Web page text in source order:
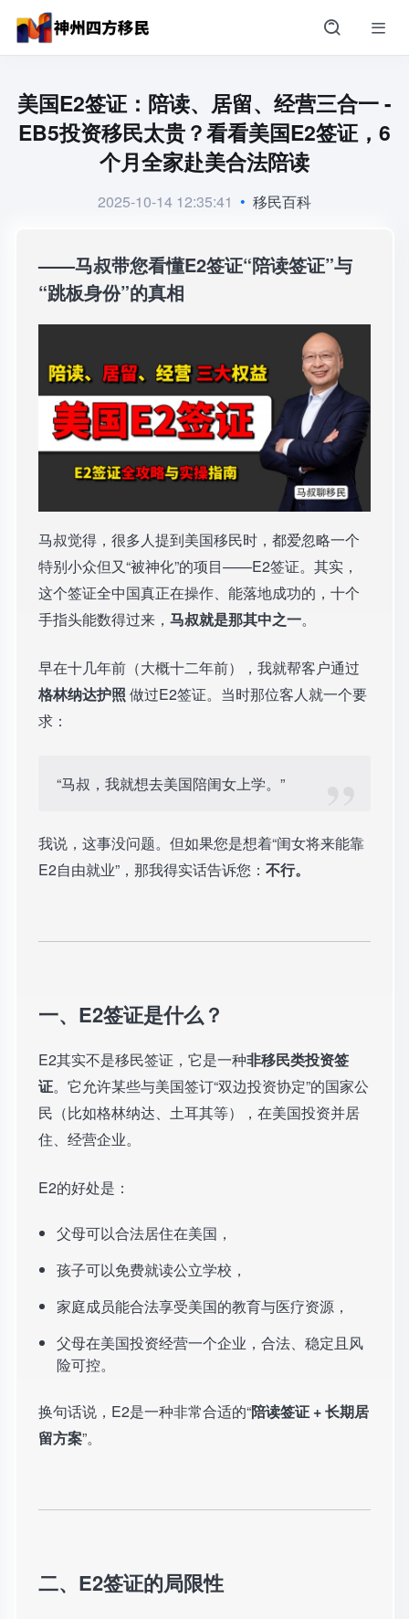
美国E2签证：陪读、居留、经营三合一 -
EB5投资移民太贵？看看美国E2签证，6
个月全家赴美合法陪读
2025-10-14 12:35:41 • 移民百科
——马叔带您看懂E2签证“陪读签证”与
“跳板身份”的真相
马叔觉得，很多人提到美国移民时，都爱忽略一个
特别小众但又“被神化”的项目——E2签证。其实，
这个签证全中国真正在操作、能落地成功的，十个
手指头能数得过来， 马叔就是那其中之一。
早在十几年前（大概十二年前），我就帮客户通过
格林纳达护照 做过E2签证。当时那位客人就一个要
求：
“马叔，我就想去美国陪闺女上学。”
我说，这事没问题。但如果您是想着“闺女将来能靠
E2自由就业”，那我得实话告诉您： 不行。
一、E2签证是什么？
E2其实不是移民签证，它是一种非移民类投资签
证。它允许某些与美国签订“双边投资协定”的国家公
民（比如格林纳达、土耳其等），在美国投资并居
住、经营企业。
E2的好处是：
父母可以合法居住在美国，
孩子可以免费就读公立学校，
家庭成员能合法享受美国的教育与医疗资源，
父母在美国投资经营一个企业，合法、稳定且风
险可控。
换句话说，E2是一种非常合适的“陪读签证 + 长期居
留方案”。
二、E2签证的局限性